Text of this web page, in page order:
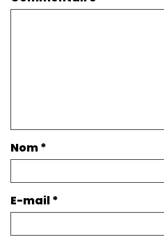
Nom*
E-mail*